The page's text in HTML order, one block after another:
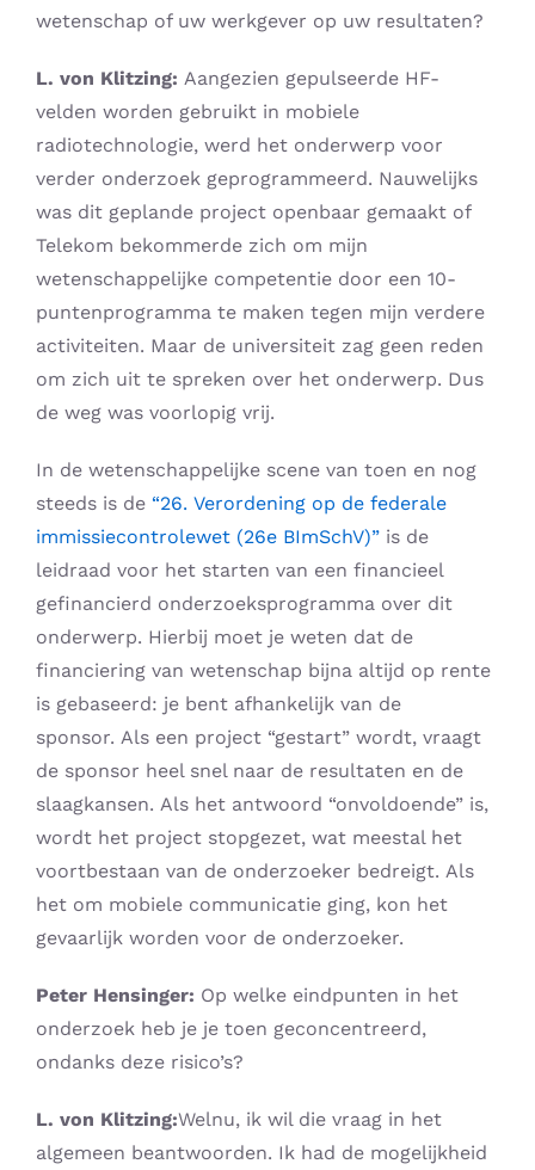
wetenschap of uw werkgever op uw resultaten?
L. von Klitzing: Aangezien gepulseerde HF-
velden worden gebruikt in mobiele
radiotechnologie, werd het onderwerp voor
verder onderzoek geprogrammeerd. Nauwelijks
was dit geplande project openbaar gemaakt of
Telekom bekommerde zich om mijn
wetenschappelijke competentie door een 10-
puntenprogramma te maken tegen mijn verdere
activiteiten. Maar de universiteit zag geen reden
om zich uit te spreken over het onderwerp. Dus
de weg was voorlopig vrij.
In de wetenschappelijke scene van toen en nog
steeds is de “26. Verordening op de federale
immissiecontrolewet (26e BImSchV)” is de
leidraad voor het starten van een financieel
gefinancierd onderzoeksprogramma over dit
onderwerp. Hierbij moet je weten dat de
financiering van wetenschap bijna altijd op rente
is gebaseerd: je bent afhankelijk van de
sponsor. Als een project “gestart” wordt, vraagt ​​
de sponsor heel snel naar de resultaten en de
slaagkansen. Als het antwoord “onvoldoende” is,
wordt het project stopgezet, wat meestal het
voortbestaan ​​van de onderzoeker bedreigt. Als
het om mobiele communicatie ging, kon het
gevaarlijk worden voor de onderzoeker.
Peter Hensinger: Op welke eindpunten in het
onderzoek heb je je toen geconcentreerd,
ondanks deze risico’s?
L. von Klitzing:Welnu, ik wil die vraag in het
algemeen beantwoorden. Ik had de mogelijkheid